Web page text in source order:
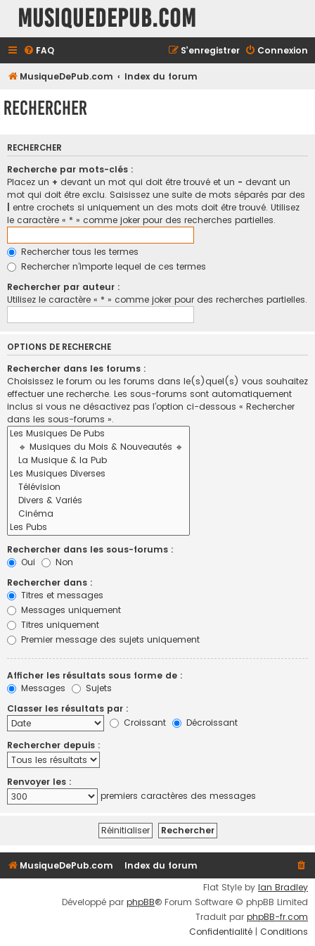
MusiqueDePub.com
FAQ Connexion
S’enregistrer
MusiqueDePub.com Index du forum
Rechercher
RECHERCHER
Recherche par mots-clés :
Placez un + devant un mot qui doit être trouvé et un - devant un
mot qui doit être exclu. Saisissez une suite de mots séparés par des
entre crochets si uniquement un des mots doit être trouvé. Utilisez
le caractère « * » comme joker pour des recherches partielles.
Rechercher tous les termes
Rechercher n’importe lequel de ces termes
Rechercher par auteur :
Utilisez le caractère « * » comme joker pour des recherches partielles.
OPTIONS DE RECHERCHE
Rechercher dans les forums :
Choisissez le forum ou les forums dans le(s)quel(s) vous souhaitez
effectuer une recherche. Les sous-forums sont automatiquement
inclus si vous ne désactivez pas l’option ci-dessous « Rechercher
dans les sous-forums ».
Rechercher dans les sous-forums :
Oui
Non
Rechercher dans :
Titres et messages
Messages uniquement
Titres uniquement
Premier message des sujets uniquement
Afficher les résultats sous forme de :
Messages
Sujets
Classer les résultats par :
Croissant
Décroissant
Rechercher depuis :
Renvoyer les :
premiers caractères des messages
MusiqueDePub.com
Index du forum
Flat Style by Ian Bradley
Développé par phpBB® Forum Software © phpBB Limited
Traduit par phpBB-fr.com
Confidentialité | Conditions